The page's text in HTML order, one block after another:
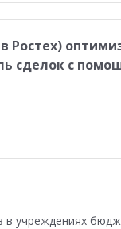
сделок с
учреждениях